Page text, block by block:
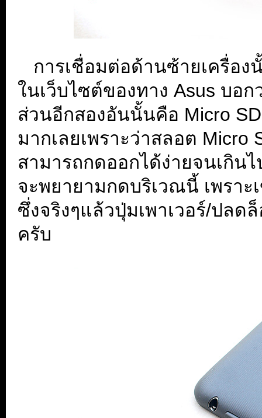
การเชื่อมต่อด้านซ้ายเครื่อ
ในเว็บไซต์ของทาง Asus บอก
ส่วนอีกสองอันนั้นคือ Micro
มากเลยเพราะว่าสลอต
สามารถกดออกได้ง่ายจนเกิ
จะพยายามกดบริเวณนี้ เพรา
ซึ่งจริงๆแล้วปุ่มเพาเวอร์/ปลด
ครับ